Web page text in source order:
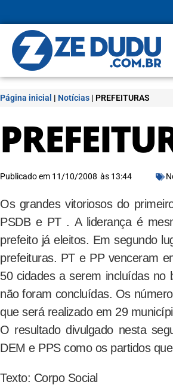
Página inicial | Notícias | PREFEITURAS
Publicado em 11/10/2008 às 13:44
Os grandes vitoriosos do
PSDB e PT . A liderança é
prefeito já eleitos. Em segundo
prefeituras. PT e PP venceram
50 cidades a serem incluídas no
não foram concluídas. Os
que será realizado em 29
O resultado divulgado nesta
DEM e PPS como os partidos
Texto: Corpo Social